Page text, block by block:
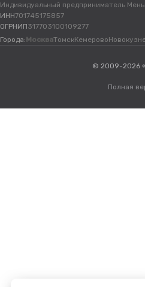
Индивидуальный предприниматель
ИНН701745175857
ОГРНИП317703100109277
Города: МоскваТомскКемерово
© 2009-2026
Полная